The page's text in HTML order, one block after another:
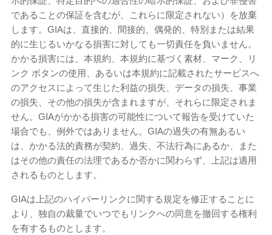
であることの保証を含むが、これらに限定されない）を放棄
します。GIAは、直接的、間接的、偶発的、特別または結果
的に生じるいかなる損害に対しても一切責任を負いません。
かかる損害には、本規約、本規約に基づく素材、マーク、リ
ンク ボタンの使用、あるいは本規約に記載されたサービスへ
のアクセスによって生じた利益の損失、データの損失、事業
の損失、その他の損失が含まれますが、それらに限定されま
せん。GIAがかかる損害の可能性について報告を受けていた
場合でも、例外ではありません。GIAの過失の有無あるい
は、かかる法的責務が契約、過失、不法行為にあるか、また​​
はその他の責任の法理であるか否かに関わらず、上記は適用
されるものとします。
GIAは上記のハイパーリンクに関する規定を修正することに
より、独自の裁量でいつでもリンクへの同意を撤回する権利
を有するものとします。